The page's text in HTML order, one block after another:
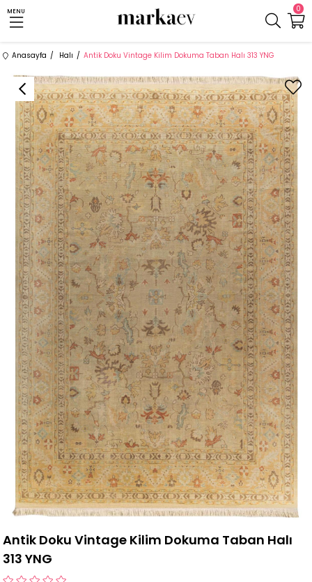
0
MENU
Anasayfa Halı Antik Doku Vintage Kilim Dokuma Taban Halı 313 YNG
Antik Doku Vintage Kilim Dokuma Taban Halı
313 YNG